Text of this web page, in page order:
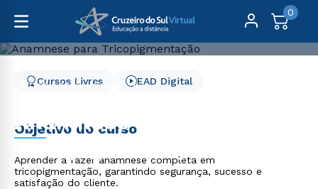
0
Cursos Livres
Saúde
Anamnese para
Tricopigmentação
Cursos Livres EAD Digital
Objetivo do curso
Aprender a fazer anamnese completa em
tricopigmentação, garantindo segurança, sucesso e
satisfação do cliente.